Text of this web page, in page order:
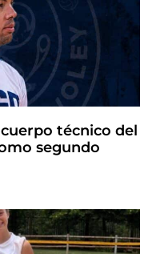
técnico del
segundo